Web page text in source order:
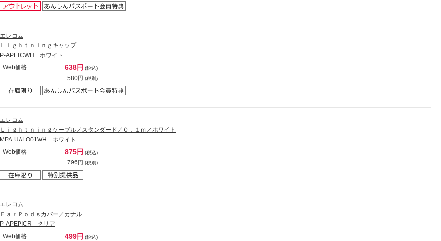
エレコム
Ｌｉｇｈｔｎｉｎｇキャップ
P-APLTCWH ホワイト
Web価格
638円 (税込)
580円 (税別)
エレコム
Ｌｉｇｈｔｎｉｎｇケーブル／スタンダード／０．１ｍ／ホワイト
MPA-UALO01WH ホワイト
Web価格
875円 (税込)
796円 (税別)
エレコム
ＥａｒＰｏｄｓカバー／カナル
P-APEPICR クリア
Web価格
499円 (税込)